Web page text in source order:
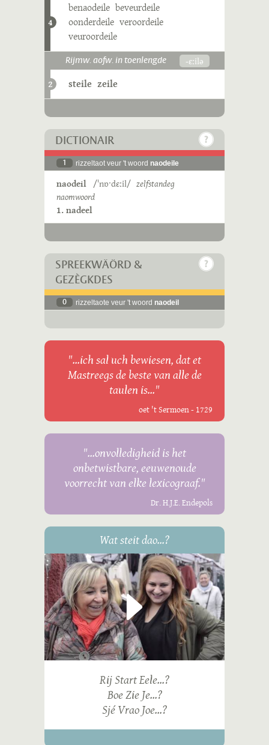
4
benaodeile beveurdeile
oonderdeile veroordeile
veuroordeile
Rijmw. aofw. in toenlengde -ɛːilə
2 steile zeile
DICTIONAIR
1 rizzeltaot veur 't woord naodeile
naodeil /ˈnɒˑdɛːil/ zelfstandeg
naomwoord
1. nadeel
SPREEKWÄÖRD &
GEZÈGKDES
0 rizzeltaote veur 't woord naodeil
"...ich sal uch bewiesen, dat et
Mastreegs de beste van alle de
taulen is..."
oet 't Sermoen - 1729
"...onvolledigheid is het
onbetwistbare, eeuwenoude
voorrecht van elke lexicograaf."
Dr. H.J.E. Endepols
Wat steit dao...?
Rij Start Eele...?
Boe Zie Je...?
Sjé Vrao Joe...?